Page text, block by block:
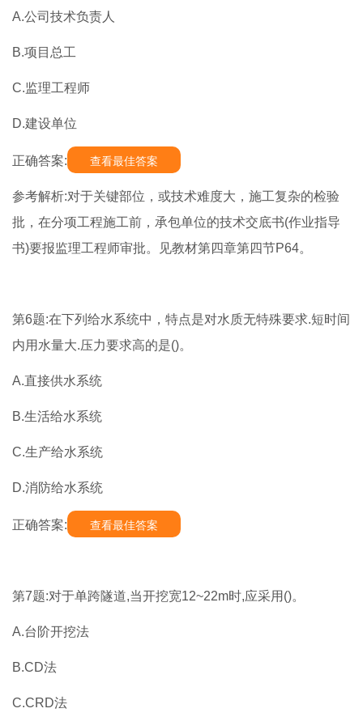
A.公司技术负责人
B.项目总工
C.监理工程师
D.建设单位
正确答案: 查看最佳答案
参考解析:对于关键部位，或技术难度大，施工复杂的检验
批，在分项工程施工前，承包单位的技术交底书(作业指导
书)要报监理工程师审批。见教材第四章第四节P64。
第6题:在下列给水系统中，特点是对水质无特殊要求.短时间
内用水量大.压力要求高的是()。
A.直接供水系统
B.生活给水系统
C.生产给水系统
D.消防给水系统
正确答案: 查看最佳答案
第7题:对于单跨隧道,当开挖宽12~22m时,应采用()。
A.台阶开挖法
B.CD法
C.CRD法